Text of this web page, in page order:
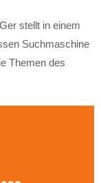
stellt in einem
Suchmaschine
Themen des